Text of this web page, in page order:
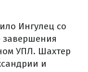
Ингулец со
завершения
УПЛ. Шахтер
и